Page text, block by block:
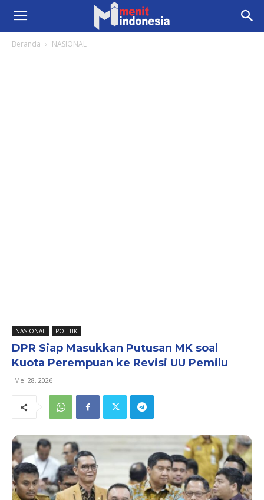
Beranda NASIONAL
NASIONAL POLITIK
DPR Siap Masukkan Putusan MK soal
Kuota Perempuan ke Revisi UU Pemilu
Mei 28, 2026